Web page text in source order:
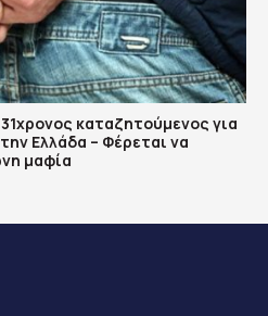
καταζητούμενος για
Ελλάδα – Φέρεται να
μαφία